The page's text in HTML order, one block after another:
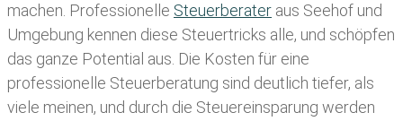
machen. Professionelle Steuerberater aus Seehof und
Umgebung kennen diese Steuertricks alle, und schöpfen
das ganze Potential aus. Die Kosten für eine
professionelle Steuerberatung sind deutlich tiefer, als
viele meinen, und durch die Steuereinsparung werden